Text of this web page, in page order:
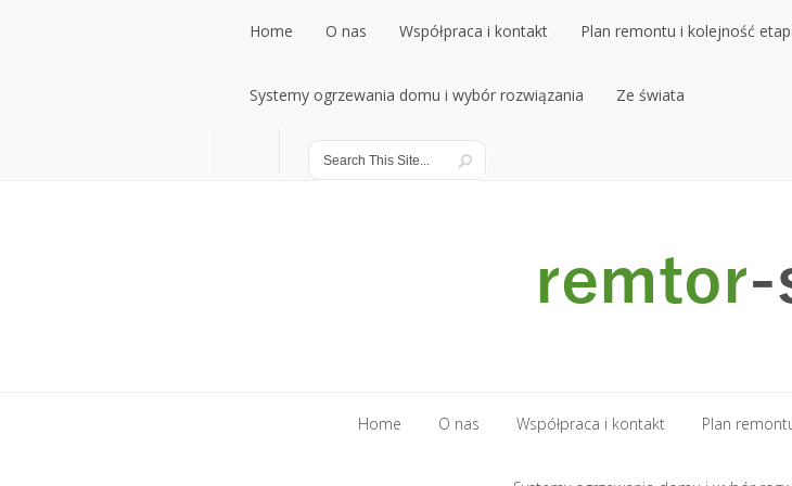
Home
Home
O nas
O nas
Współpraca i kontakt
Współpraca i kontakt
Plan remontu i kolejność
Plan remontu i kolejność
Systemy ogrzewania domu i wybór rozwiązania
Systemy ogrzewania domu i wybór rozwiązania
Ze świata
Home O nas Współpraca i kontakt Plan